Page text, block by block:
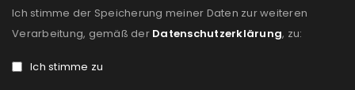
Ich stimme der Speicherung meiner Daten zur weiteren
Verarbeitung, gemäß der Datenschutzerklärung, zu:
Ich stimme zu